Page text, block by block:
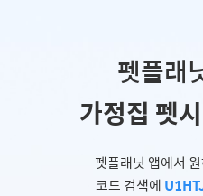
펫플래
가정집 펫
펫플래닛 앱에서
코드 검색에